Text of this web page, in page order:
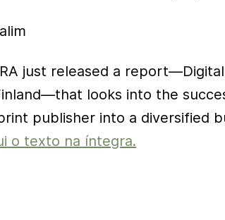
just released a
looks into the
publisher into a diversified
o texto na íntegra.